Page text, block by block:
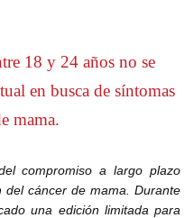
18 y 24 años no se
en busca de síntomas
mama.
compromiso a largo plazo
del cáncer de mama. Durante
una edición limitada para